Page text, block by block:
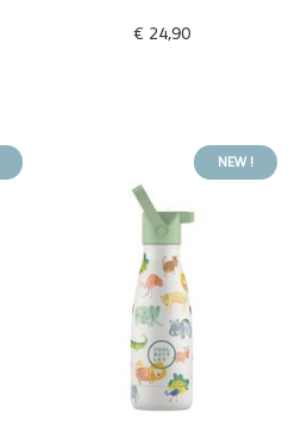
€ 24,90
NEW !